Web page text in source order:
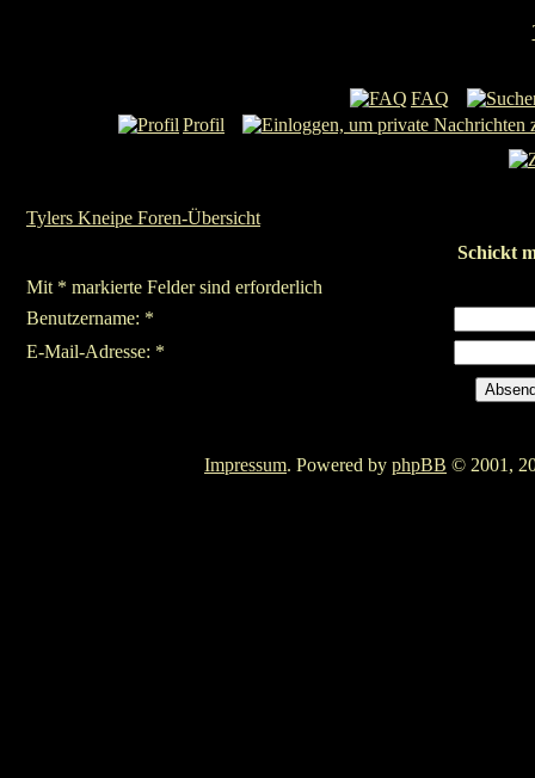
FAQ
Profil
Tylers Kneipe Foren-Übersicht
Schickt
Mit * markierte Felder sind erforderlich
Benutzername: *
E-Mail-Adresse: *
Impressum. Powered by phpBB © 2001,